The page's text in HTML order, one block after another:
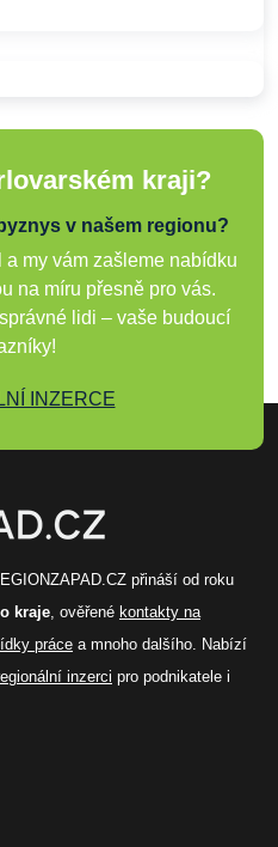
kraji?
v našem regionu?
my vám zašleme nabídku
na míru přesně pro vás.
lidi – vaše budoucí
INZERCE
přináší od roku
kraje, ověřené kontakty na
práce a mnoho dalšího. Nabízí
inzerci pro podnikatele i